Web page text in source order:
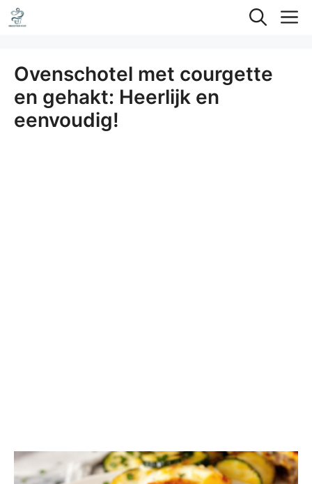
Ga
naar
inhoud
Ovenschotel met courgette
en gehakt: Heerlijk en
eenvoudig!